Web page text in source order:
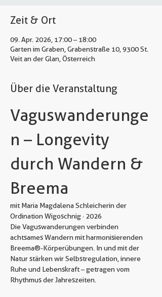
Zeit & Ort
09. Apr. 2026, 17:00 – 18:00
Garten im Graben, Grabenstraße 10, 9300 St.
Veit an der Glan, Österreich
Über die Veranstaltung
Vaguswanderunge
n – Longevity
durch Wandern &
Breema
mit Maria Magdalena Schleicherin der
Ordination Wigoschnig · 2026
Die Vaguswanderungen verbinden
achtsames Wandern mit  harmonisierenden
Breema®-Körperübungen. In und mit der
Natur stärken wir Selbstregulation, innere
Ruhe und Lebenskraft – getragen vom
Rhythmus der Jahreszeiten.